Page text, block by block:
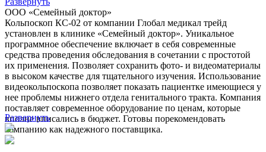
ООО «Семейный доктор»
Кольпоскоп КС-02 от компании Глобал медикал трейд
установлен в клинике «Семейный доктор». Уникальное
программное обеспечение включает в себя современные
средства проведения обследования в сочетании с простотой
их применения. Позволяет сохранить фото- и видеоматериалы
в высоком качестве для тщательного изучения. Использование
видеокольпоскопа позволяет показать пациентке имеющиеся у
нее проблемы нижнего отдела генитального тракта. Компания
поставляет современное оборудование по ценам, которые
вполне вписались в бюджет. Готовы порекомендовать
компанию как надежного поставщика.
Развернуть